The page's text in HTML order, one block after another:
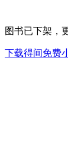
图书已下架，
下载得间免费